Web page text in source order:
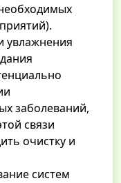
увлажнения
заболеваний,
связи
очистку и
систем